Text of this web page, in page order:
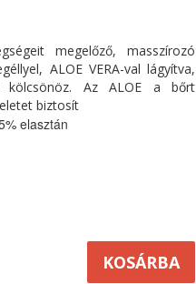
megelőző, masszírozó
ALOE VERA-val lágyítva,
kölcsönöz. Az ALOE a bőrt
biztosít
elasztán